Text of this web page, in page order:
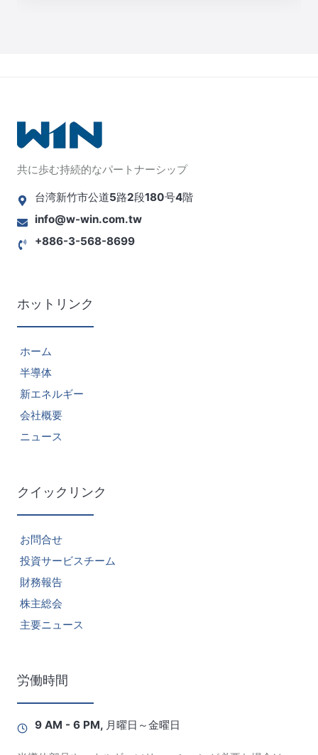
共に歩む持続的なパートナーシップ
台湾新竹市公道5路2段180号4階
info@w-win.com.tw
+886-3-568-8699
ホットリンク
ホーム
半導体
新エネルギー
会社概要
ニュース
クイックリンク
お問合せ
投資サービスチーム
財務報告
株主総会
主要ニュース
労働時間
9 AM - 6 PM, 月曜日～金曜日